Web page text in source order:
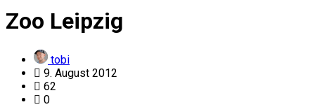
Zoo Leipzig
tobi
9. August 2012
62
0